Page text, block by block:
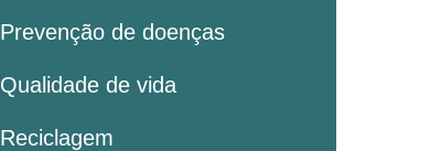
Prevenção de doenças
Qualidade de vida
Reciclagem